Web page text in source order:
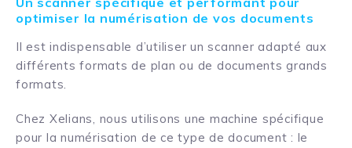
optimiser la numérisation de vos documents
Il est indispensable d’utiliser un scanner adapté aux
différents formats de plan ou de documents grands
formats.
Chez Xelians, nous utilisons une machine spécifique
pour la numérisation de ce type de document : le